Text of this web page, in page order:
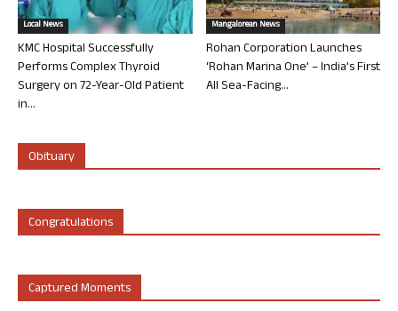
Local News
KMC Hospital Successfully
Performs Complex Thyroid
Surgery on 72-Year-Old Patient
in...
Mangalorean News
Rohan Corporation Launches
‘Rohan Marina One’ – India’s First
All Sea-Facing...
Obituary
Congratulations
Captured Moments